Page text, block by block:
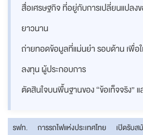
สื่อเศรษฐกิจ ที่อยู่กับการเปลี่ยนแปลง
ยาวนาน
ถ่ายทอดข้อมูลที่แม่นยำ รอบด้าน เพื่อ
ลงทุน ผู้ประกอบการ
ตัดสินใจบนพื้นฐานของ “ข้อเท็จจริง” แ
รฟท. การรถไฟแห่งประเทศไทย เปิดรับส